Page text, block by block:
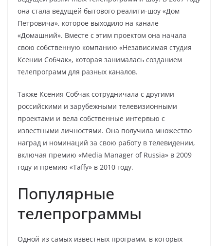
она стала ведущей бытового реалити-шоу «Дом
Петровича», которое выходило на канале
«Домашний». Вместе с этим проектом она начала
свою собственную компанию «Независимая студия
Ксении Собчак», которая занималась созданием
телепрограмм для разных каналов.
Также Ксения Собчак сотрудничала с другими
российскими и зарубежными телевизионными
проектами и вела собственные интервью с
известными личностями. Она получила множество
наград и номинаций за свою работу в телевидении,
включая премию «Media Manager of Russia» в 2009
году и премию «Taffy» в 2010 году.
Популярные
телепрограммы
Одной из самых известных программ, в которых